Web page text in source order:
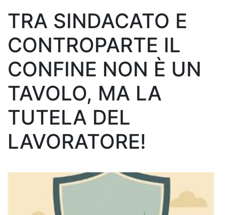
TRA SINDACATO E
CONTROPARTE IL
CONFINE NON È UN
TAVOLO, MA LA
TUTELA DEL
LAVORATORE!